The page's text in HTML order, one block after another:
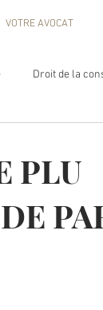
VOTRE AVOCAT
Droit de la
PLU